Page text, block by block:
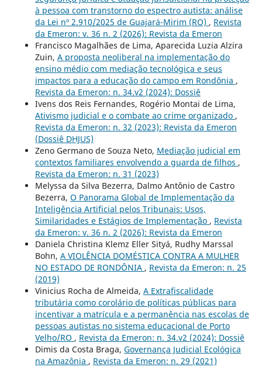
à pessoa com transtorno do espectro autista: análise
da Lei nº 2.910/2025 de Guajará-Mirim (RO) , Revista
da Emeron: v. 36 n. 2 (2026): Revista da Emeron
Francisco Magalhães de Lima, Aparecida Luzia Alzira
Zuin, A proposta neoliberal na implementação do
ensino médio com mediação tecnológica e seus
impactos para a educação do campo em Rondônia ,
Revista da Emeron: n. 34.v2 (2024): Dossiê
Ivens dos Reis Fernandes, Rogério Montai de Lima,
Ativismo judicial e o combate ao crime organizado ,
Revista da Emeron: n. 32 (2023): Revista da Emeron
(Dossiê DHJUS)
Zeno Germano de Souza Neto, Mediação judicial em
contextos familiares envolvendo a guarda de filhos ,
Revista da Emeron: n. 31 (2023)
Melyssa da Silva Bezerra, Dalmo Antônio de Castro
Bezerra, O Panorama Global de Implementação da
Inteligência Artificial pelos Tribunais: Usos,
Similaridades e Estágios de Implementação , Revista
da Emeron: v. 36 n. 2 (2026): Revista da Emeron
Daniela Christina Klemz Eller Sityá, Rudhy Marssal
Bohn, A VIOLÊNCIA DOMÉSTICA CONTRA A MULHER
NO ESTADO DE RONDÔNIA , Revista da Emeron: n. 25
(2019)
Vinicius Rocha de Almeida, A Extrafiscalidade
tributária como corolário de políticas públicas para
incentivar a matrícula e a permanência nas escolas de
pessoas autistas no sistema educacional de Porto
Velho/RO , Revista da Emeron: n. 34.v2 (2024): Dossiê
Dimis da Costa Braga, Governança Judicial Ecológica
na Amazônia , Revista da Emeron: n. 29 (2021)